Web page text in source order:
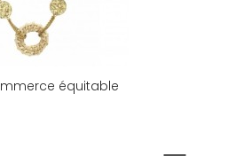
équitable